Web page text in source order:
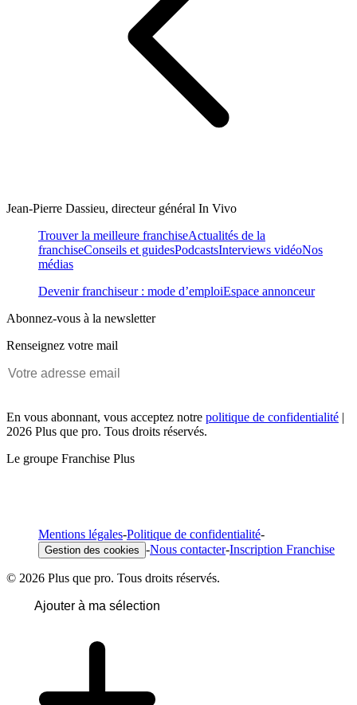
Jean-Pierre Dassieu, directeur général In Vivo
Trouver la meilleure franchiseActualités de la
franchiseConseils et guidesPodcastsInterviews vidéoNos
médias
Devenir franchiseur : mode d’emploiEspace annonceur
Abonnez-vous à la newsletter
Renseignez votre mail
En vous abonnant, vous acceptez notre politique de confidentialité |
2026 Plus que pro. Tous droits réservés.
Le groupe Franchise Plus
Mentions légales-Politique de confidentialité-
Gestion des cookies -Nous contacter-Inscription Franchise
© 2026 Plus que pro. Tous droits réservés.
Ajouter à ma sélection